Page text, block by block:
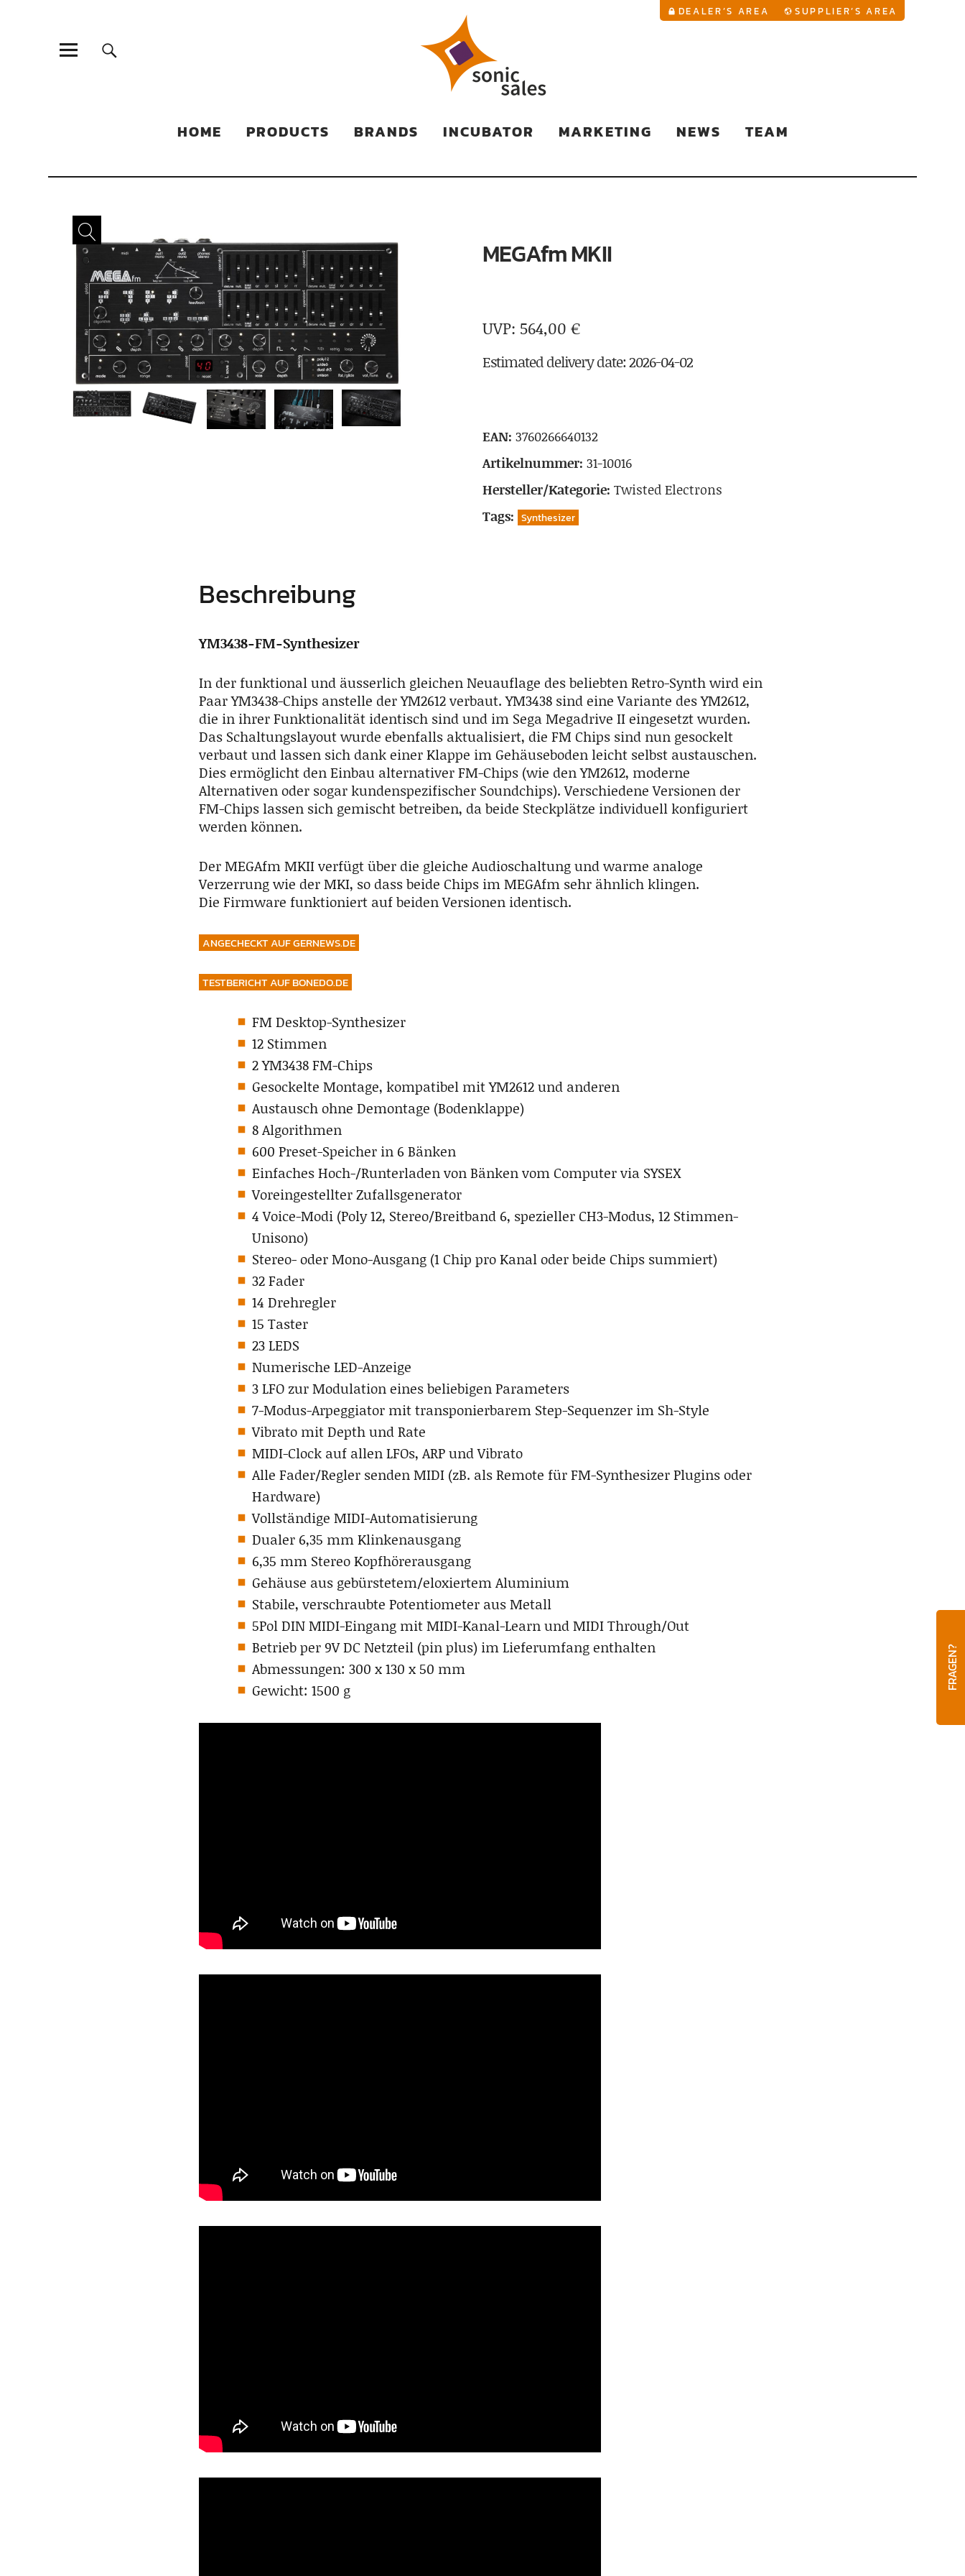
Sonic Sales
DEALER’S AREA SUPPLIER’S AREA
HOME PRODUCTS BRANDS INCUBATOR MARKETING NEWS TEAM
FRAGEN?
MEGAfm MKII
564,00 €
Estimated delivery date: 2026-04-02
EAN: 3760266640132
Artikelnummer: 31-10016
Hersteller/Kategorie: Twisted Electrons
Tags: Synthesizer
Beschreibung
YM3438-FM-Synthesizer
In der funktional und äusserlich gleichen Neuauflage des beliebten Retro-Synth wird ein
Paar YM3438-Chips anstelle der YM2612 verbaut. YM3438 sind eine Variante des YM2612,
die in ihrer Funktionalität identisch sind und im Sega Megadrive II eingesetzt wurden.
Das Schaltungslayout wurde ebenfalls aktualisiert, die FM Chips sind nun gesockelt
verbaut und lassen sich dank einer Klappe im Gehäuseboden leicht selbst austauschen.
Dies ermöglicht den Einbau alternativer FM-Chips (wie den YM2612, moderne
Alternativen oder sogar kundenspezifischer Soundchips). Verschiedene Versionen der
FM-Chips lassen sich gemischt betreiben, da beide Steckplätze individuell konfiguriert
werden können.
Der MEGAfm MKII verfügt über die gleiche Audioschaltung und warme analoge
Verzerrung wie der MKI, so dass beide Chips im MEGAfm sehr ähnlich klingen.
Die Firmware funktioniert auf beiden Versionen identisch.
ANGECHECKT AUF GERNEWS.DE
TESTBERICHT AUF BONEDO.DE
FM Desktop-Synthesizer
12 Stimmen
2 YM3438 FM-Chips
Gesockelte Montage, kompatibel mit YM2612 und anderen
Austausch ohne Demontage (Bodenklappe)
8 Algorithmen
600 Preset-Speicher in 6 Bänken
Einfaches Hoch-/Runterladen von Bänken vom Computer via SYSEX
Voreingestellter Zufallsgenerator
4 Voice-Modi (Poly 12, Stereo/Breitband 6, spezieller CH3-Modus, 12 Stimmen-
Unisono)
Stereo- oder Mono-Ausgang (1 Chip pro Kanal oder beide Chips summiert)
32 Fader
14 Drehregler
15 Taster
23 LEDS
Numerische LED-Anzeige
3 LFO zur Modulation eines beliebigen Parameters
7-Modus-Arpeggiator mit transponierbarem Step-Sequenzer im Sh-Style
Vibrato mit Depth und Rate
MIDI-Clock auf allen LFOs, ARP und Vibrato
Alle Fader/Regler senden MIDI (zB. als Remote für FM-Synthesizer Plugins oder
Hardware)
Vollständige MIDI-Automatisierung
Dualer 6,35 mm Klinkenausgang
6,35 mm Stereo Kopfhörerausgang
Gehäuse aus gebürstetem/eloxiertem Aluminium
Stabile, verschraubte Potentiometer aus Metall
5Pol DIN MIDI-Eingang mit MIDI-Kanal-Learn und MIDI Through/Out
Betrieb per 9V DC Netzteil (pin plus) im Lieferumfang enthalten
Abmessungen: 300 x 130 x 50 mm
Gewicht: 1500 g